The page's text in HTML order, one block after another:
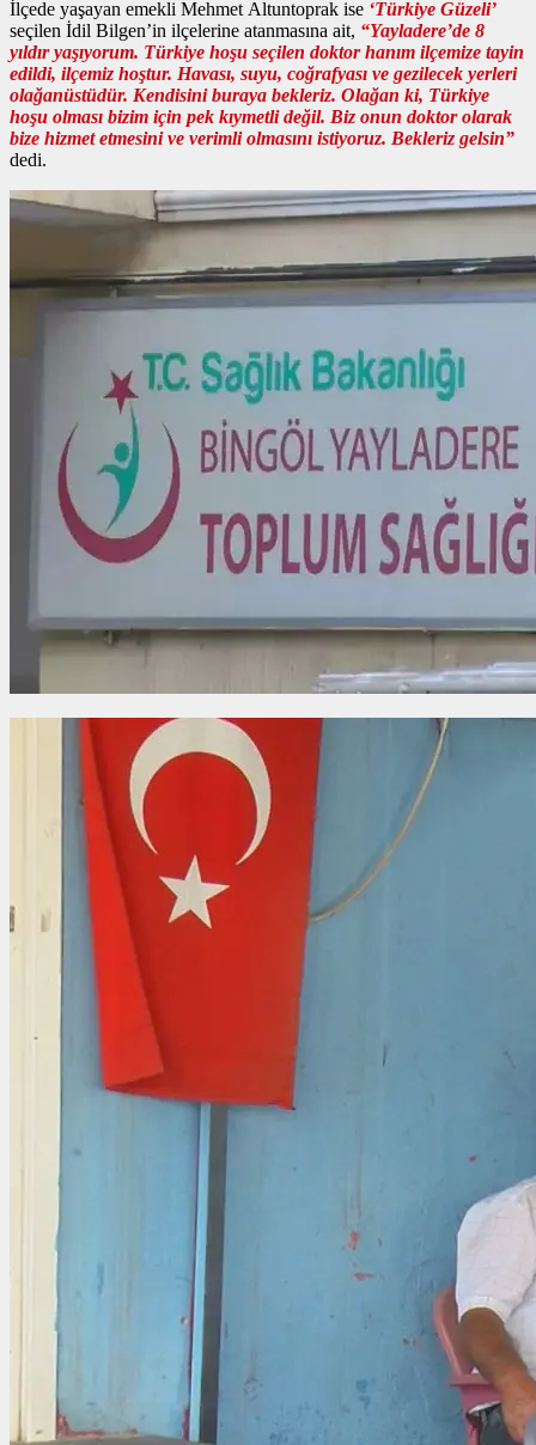
İlçede yaşayan emekli Mehmet Altuntoprak ise ‘Türkiye Güzeli’
seçilen İdil Bilgen’in ilçelerine atanmasına ait, “Yayladere’de 8
yıldır yaşıyorum. Türkiye hoşu seçilen doktor hanım ilçemize tayin
edildi, ilçemiz hoştur. Havası, suyu, coğrafyası ve gezilecek yerleri
olağanüstüdür. Kendisini buraya bekleriz. Olağan ki, Türkiye
hoşu olması bizim için pek kıymetli değil. Biz onun doktor olarak
bize hizmet etmesini ve verimli olmasını istiyoruz. Bekleriz gelsin”
dedi.